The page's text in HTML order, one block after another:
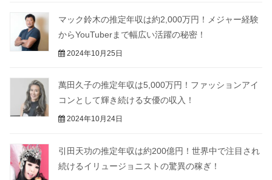
マック鈴木の推定年収は約2,000万円！メジャー経験
からYouTuberまで幅広い活躍の秘密！
2024年10月25日
萬田久子の推定年収は5,000万円！ファッションアイ
コンとして輝き続ける女優の収入！
2024年10月24日
引田天功の推定年収は約200億円！世界中で注目され
続けるイリュージョニストの驚異の稼ぎ！